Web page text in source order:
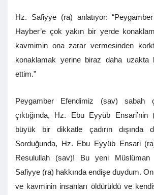
Hz. Safiyye (ra) anlatıyor:
Hayber’e çok yakın bir yerde
kavmimin ona zarar vermesinden
konaklamak yerine biraz daha uzakta
ettim.”
Peygamber Efendimiz (sav) sabah
çıktığında, Hz. Ebu Eyyüb Ensari’nin
büyük bir dikkatle çadırın dışında
Sorduğunda, Hz. Ebu Eyyüb Ensari
Resulullah (sav)! Bu yeni Müslüman
Safiyye (ra) hakkında endişe duydum.
ve kavminin insanları öldürüldü ve